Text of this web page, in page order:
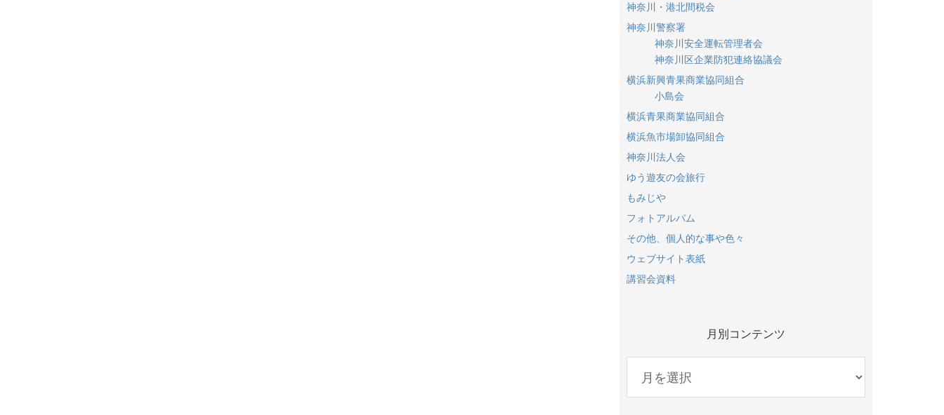
神奈川・港北間税会
神奈川警察署
神奈川安全運転管理者会
神奈川区企業防犯連絡協議会
横浜新興青果商業協同組合
小島会
横浜青果商業協同組合
横浜魚市場卸協同組合
神奈川法人会
ゆう遊友の会旅行
もみじや
フォトアルバム
その他、個人的な事や色々
ウェブサイト表紙
講習会資料
月別コンテンツ
コ